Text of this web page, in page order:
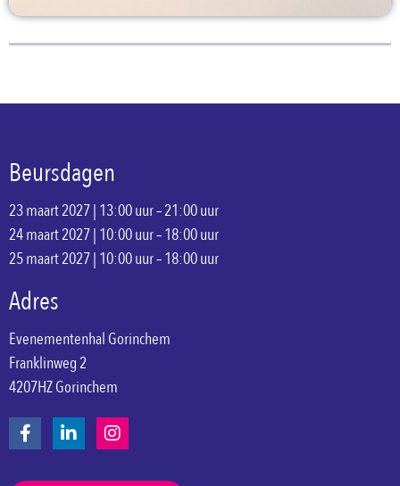
Beursdagen
23 maart 2027 | 13:00 uur – 21:00 uur
24 maart 2027 | 10:00 uur – 18:00 uur
25 maart 2027 | 10:00 uur – 18:00 uur
Adres
Evenementenhal Gorinchem
Franklinweg 2
4207HZ Gorinchem